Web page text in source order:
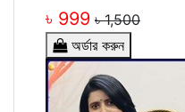
৳ 999 ৳ 1,500
অর্ডার করুন